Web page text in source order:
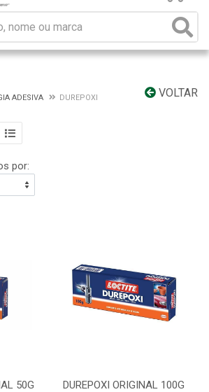
VOLTAR
ADESIVA DUREPOXI
por:
50G DUREPOXI ORIGINAL 100G